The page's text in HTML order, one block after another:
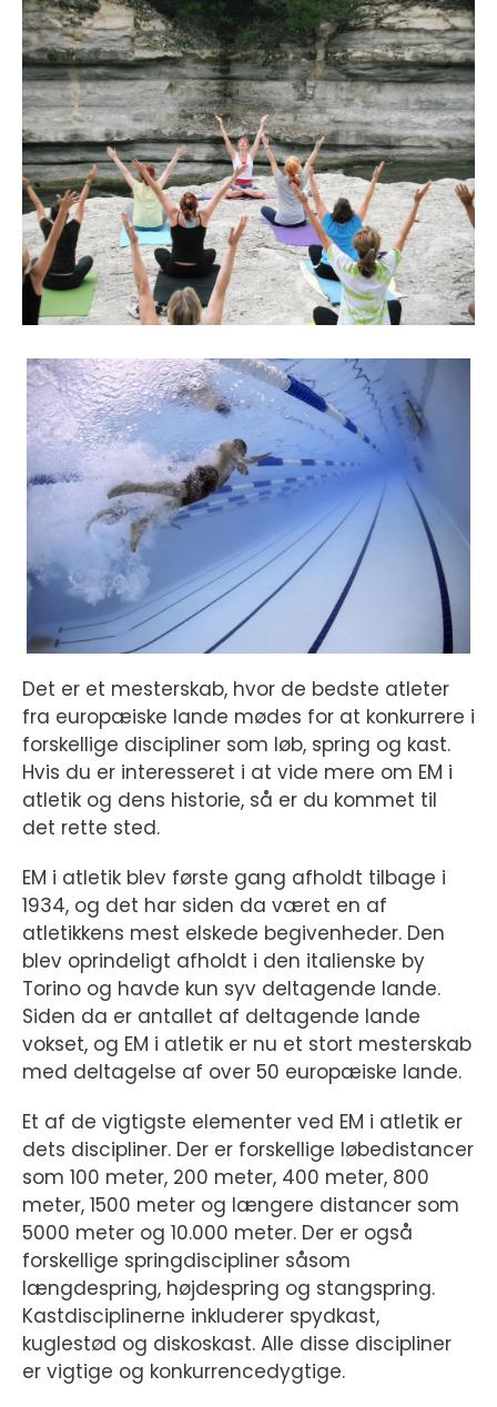
Det er et mesterskab, hvor de bedste atleter
fra europæiske lande mødes for at konkurrere i
forskellige discipliner som løb, spring og kast.
Hvis du er interesseret i at vide mere om EM i
atletik og dens historie, så er du kommet til
det rette sted.
EM i atletik blev første gang afholdt tilbage i
1934, og det har siden da været en af
atletikkens mest elskede begivenheder. Den
blev oprindeligt afholdt i den italienske by
Torino og havde kun syv deltagende lande.
Siden da er antallet af deltagende lande
vokset, og EM i atletik er nu et stort mesterskab
med deltagelse af over 50 europæiske lande.
Et af de vigtigste elementer ved EM i atletik er
dets discipliner. Der er forskellige løbedistancer
som 100 meter, 200 meter, 400 meter, 800
meter, 1500 meter og længere distancer som
5000 meter og 10.000 meter. Der er også
forskellige springdiscipliner såsom
længdespring, højdespring og stangspring.
Kastdisciplinerne inkluderer spydkast,
kuglestød og diskoskast. Alle disse discipliner
er vigtige og konkurrencedygtige.